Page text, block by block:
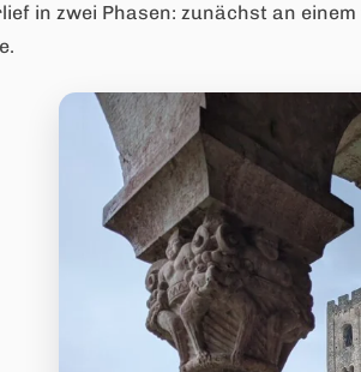
in zwei Phasen: zunächst an